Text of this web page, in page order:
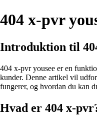
404 x-pvr
Introduktion til
404 x-pvr yousee er en
kunder. Denne artikel vil
fungerer, og hvordan du kan
Hvad er 404 x-